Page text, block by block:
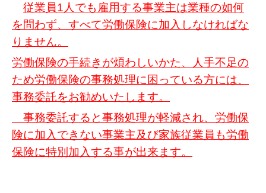
従業員1人でも雇用する事業主は業種の如何
を問わず、すべて労働保険に加入しなければな
りません。
労働保険の手続きが煩わしいかた、人手不足の
ため労働保険の事務処理に困っている方には、
事務委託をお勧めいたします。
事務委託すると事務処理が軽減され、労働保
険に加入できない事業主及び家族従業員も労働
保険に特別加入する事が出来ます。